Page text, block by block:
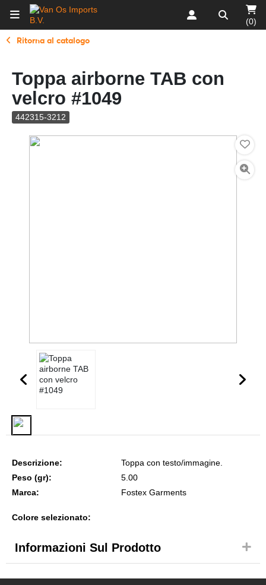
(0)
Ritorna al catalogo
Toppa airborne TAB con
velcro #1049
442315-3212
Descrizione:
Toppa con testo/immagine.
Peso (gr):
5.00
Marca:
Fostex Garments
Colore selezionato:
Informazioni Sul Prodotto